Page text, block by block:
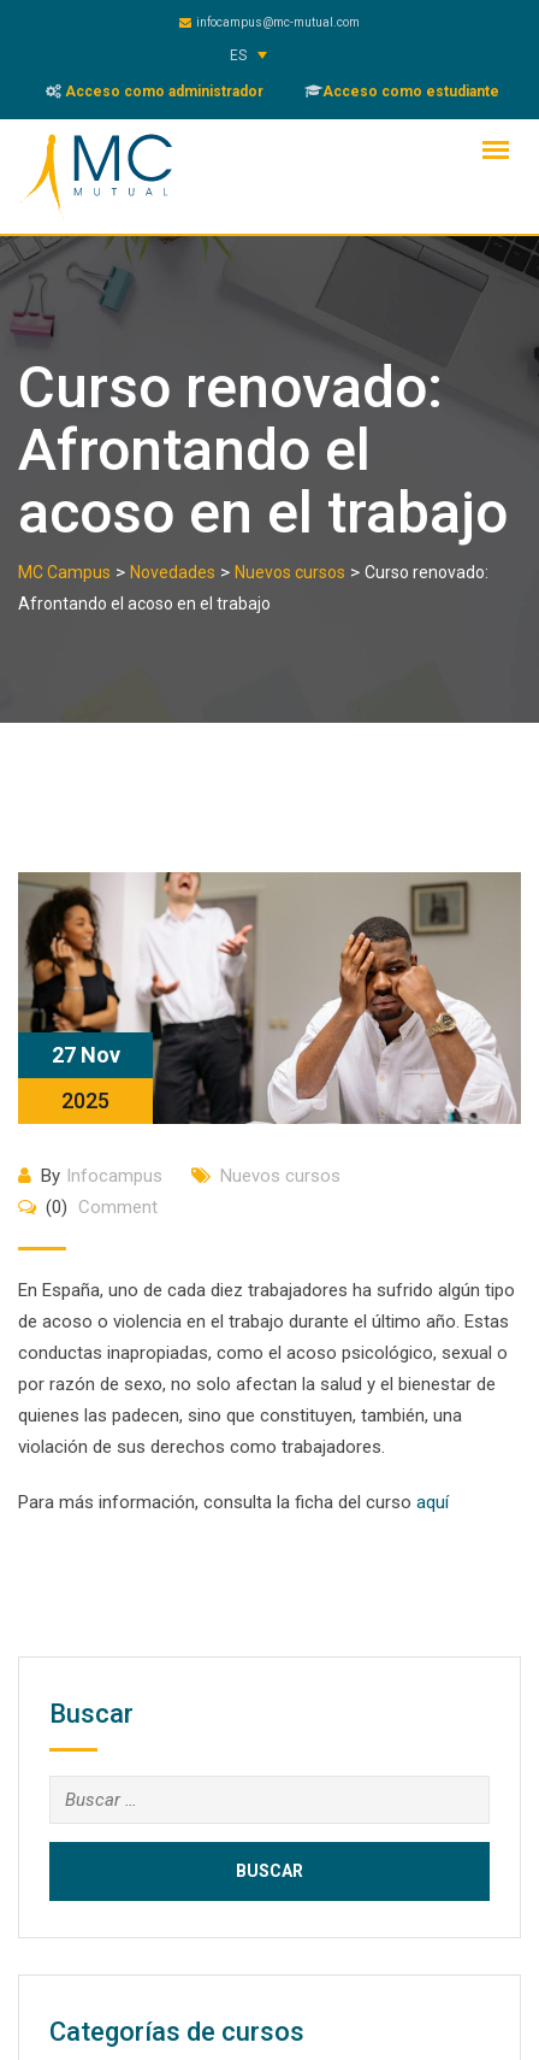
infocampus@mc-mutual.com
ES
Acceso como administrador Acceso como estudiante
Curso renovado:
Afrontando el
acoso en el trabajo
MC Campus > Novedades > Nuevos cursos > Curso renovado:
Afrontando el acoso en el trabajo
27 Nov
2025
By Infocampus
Nuevos cursos
(0)
Comment
En España, uno de cada diez trabajadores ha sufrido algún tipo
de acoso o violencia en el trabajo durante el último año. Estas
conductas inapropiadas, como el acoso psicológico, sexual o
por razón de sexo, no solo afectan la salud y el bienestar de
quienes las padecen, sino que constituyen, también, una
violación de sus derechos como trabajadores.
Para más información, consulta la ficha del curso aquí
Buscar
Buscar:
Categorías de cursos